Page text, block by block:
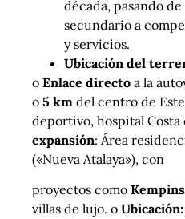
década, pasando
secundario a
y servicios.
Ubicación del
o Enlace directo a la
o 5 km del centro de
deportivo, hospital Costa
expansión: Área
(«Nueva Atalaya»), con
proyectos como
villas de lujo. o Ubicación: